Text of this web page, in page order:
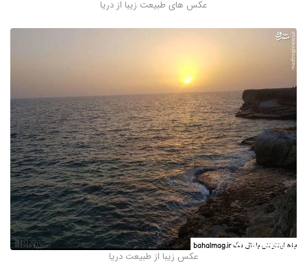
عکس های طبیعت زیبا از دریا
عکس زیبا از طبیعت دریا